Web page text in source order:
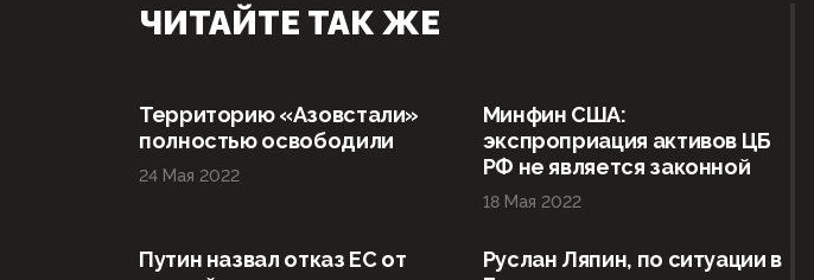
ЧИТАЙТЕ ТАК ЖЕ
Территорию «Азовстали»
полностью освободили
24 Мая 2022
Минфин США:
экспроприация активов ЦБ
РФ не является законной
18 Мая 2022
Путин назвал отказ ЕС от
Руслан Ляпин, по ситуации в